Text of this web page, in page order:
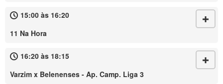
15:00 às 16:20
11 Na Hora
16:20 às 18:15
Varzim x Belenenses - Ap. Camp. Liga 3